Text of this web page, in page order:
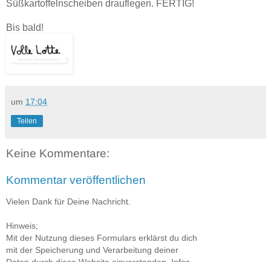
Süßkartoffelnscheiben drauflegen. FERTIG!
Bis bald!
um 17:04
Teilen
Keine Kommentare:
Kommentar veröffentlichen
Vielen Dank für Deine Nachricht.
Hinweis;
Mit der Nutzung dieses Formulars erklärst du dich
mit der Speicherung und Verarbeitung deiner